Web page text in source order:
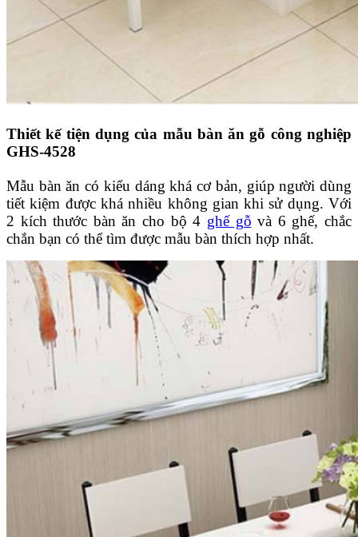
Thiết kế tiện dụng của mẫu bàn ăn gỗ công nghiệp
GHS-4528
Mẫu bàn ăn có kiểu dáng khá cơ bản, giúp người dùng
tiết kiệm được khá nhiều không gian khi sử dụng. Với
2 kích thước bàn ăn cho bộ 4 ghế gỗ và 6 ghế, chắc
chắn bạn có thể tìm được mẫu bàn thích hợp nhất.